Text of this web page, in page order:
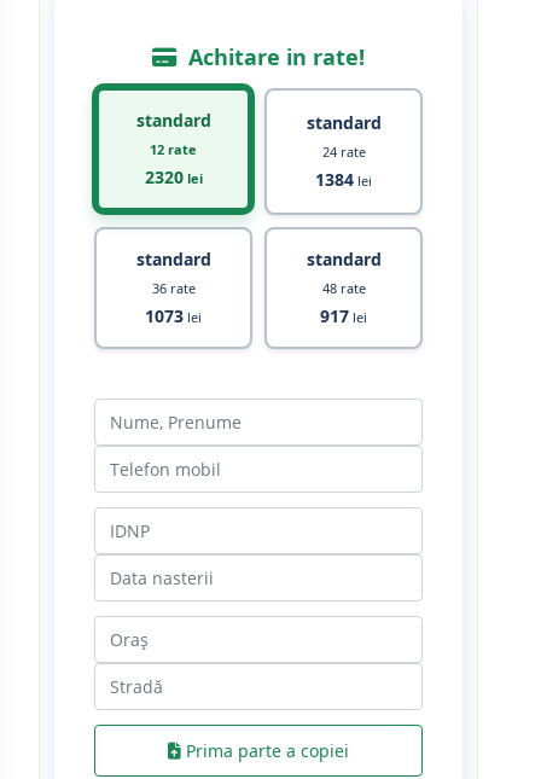
Achitare in rate!
standard
12 rate
2320lei
standard
24 rate
1384 lei
standard
36 rate
1073 lei
standard
48 rate
917 lei
Prima parte a copiei